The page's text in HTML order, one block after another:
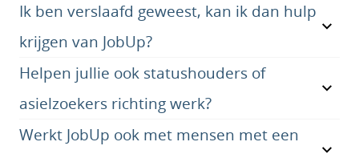
Ik ben verslaafd geweest, kan ik dan hulp
krijgen van JobUp?
Helpen jullie ook statushouders of
asielzoekers richting werk?
Werkt JobUp ook met mensen met een